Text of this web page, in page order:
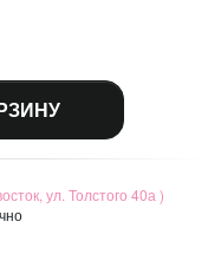
ул. Толстого 40а )